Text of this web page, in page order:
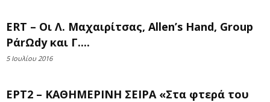
ERT – Οι Λ. Μαχαιρίτσας, Allen’s Hand, Group
PάrΩdy και Γ....
5 Ιουλίου 2016
ΕΡΤ2 – ΚΑΘΗΜΕΡΙΝΗ ΣΕΙΡΑ «Στα φτερά του